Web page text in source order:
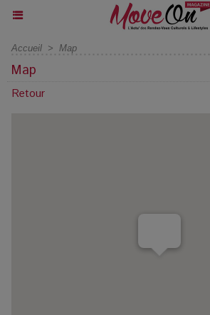
Accueil > Map
Map
Retour